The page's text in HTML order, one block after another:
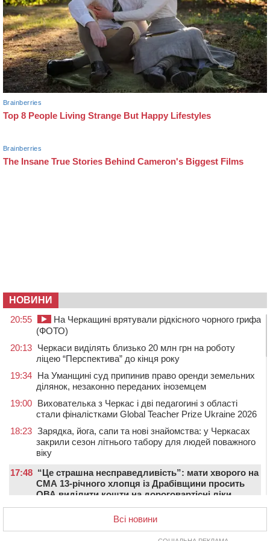
НОВИНИ
20:55
На Черкащині врятували рідкісного чорного грифа
(ФОТО)
20:13 Черкаси виділять близько 20 млн грн на роботу
ліцею “Перспектива” до кінця року
19:34 На Уманщині суд припинив право оренди земельних
ділянок, незаконно переданих іноземцем
19:00 Вихователька з Черкас і дві педагогині з області
стали фіналістками Global Teacher Prize Ukraine 2026
18:23 Зарядка, йога, сапи та нові знайомства: у Черкасах
закрили сезон літнього табору для людей поважного
віку
17:48 “Це страшна несправедливість”: мати хворого на
СМА 13-річного хлопця із Драбівщини просить
ОВА виділити кошти на дороговартісні ліки
На Уманщині судитимуть колишню очільницю відділу
освіти через закупівлю електрики за завищеною
Всі новини